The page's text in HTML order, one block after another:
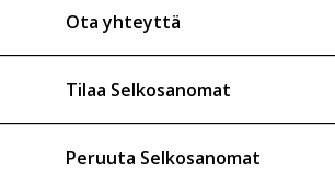
Ota yhteyttä
Tilaa Selkosanomat
Peruuta Selkosanomat